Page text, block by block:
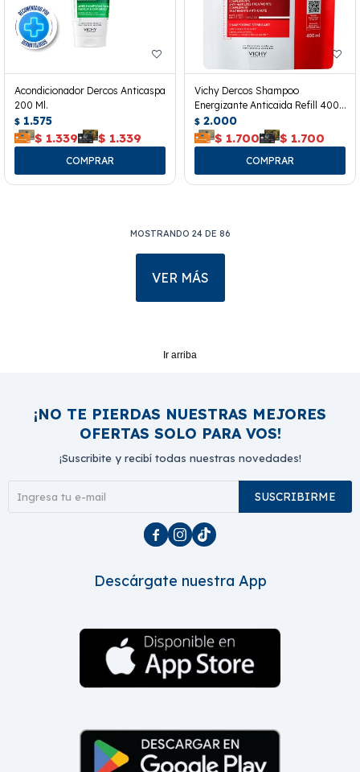
Acondicionador Dercos Anticaspa
200 Ml.
$ 1.575
$ 1.339 $ 1.339
Vichy Dercos Shampoo
Energizante Anticaida Refill 400
Ml.
$ 2.000
$ 1.700 $ 1.700
MOSTRANDO 24 DE 86
VER MÁS
Ir arriba
¡NO TE PIERDAS NUESTRAS MEJORES
OFERTAS SOLO PARA VOS!
¡Suscribite y recibí todas nuestras novedades!
SUSCRIBIRME
  
Descárgate nuestra App